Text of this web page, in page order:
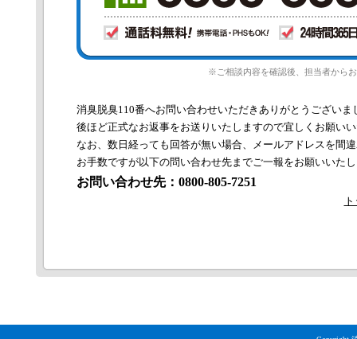
※ご相談内容を確認後、担当者から
消臭脱臭110番へお問い合わせいただきありがとうございま
後ほど正式なお返事をお送りいたしますので宜しくお願い
なお、数日経っても回答が無い場合、メールアドレスを間
お手数ですが以下の問い合わせ先までご一報をお願いいた
お問い合わせ先：0800-805-7251